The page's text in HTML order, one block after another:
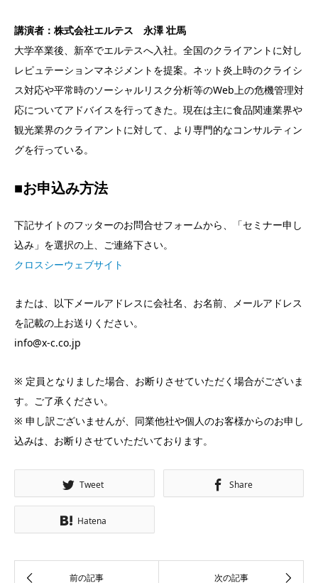
講演者：株式会社エルテス 永澤 壮馬
大学卒業後、新卒でエルテスへ入社。全国のクライアントに対し
レピュテーションマネジメントを提案。ネット炎上時のクライシ
ス対応や平常時のソーシャルリスク分析等のWeb上の危機管理対
応についてアドバイスを行ってきた。現在は主に食品関連業界や
観光業界のクライアントに対して、より専門的なコンサルティン
グを行っている。
■お申込み方法
下記サイトのフッターのお問合せフォームから、「セミナー申し
込み」を選択の上、ご連絡下さい。
クロスシーウェブサイト
または、以下メールアドレスに会社名、お名前、メールアドレス
を記載の上お送りください。
info@x-c.co.jp
※ 定員となりました場合、お断りさせていただく場合がございま
す。ご了承ください。
※ 申し訳ございませんが、同業他社や個人のお客様からのお申し
込みは、お断りさせていただいております。
Tweet Share
Hatena